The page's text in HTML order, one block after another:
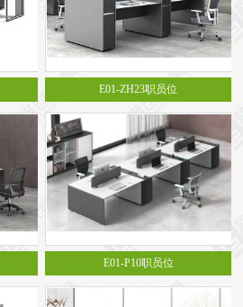
E01-ZH23职员位
E01-P10职员位